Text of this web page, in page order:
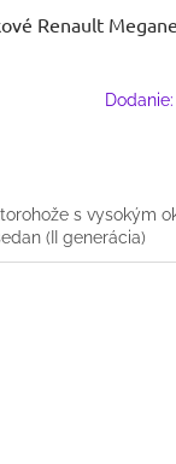
Renault
s vysokým
(II generácia)